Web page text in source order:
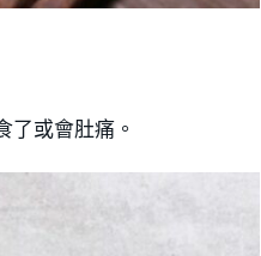
了或會肚痛。